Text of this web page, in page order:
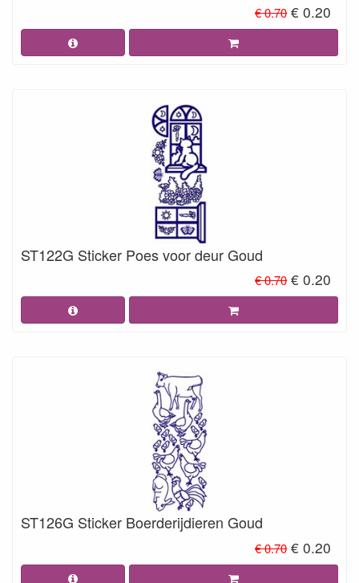
€ 0.70 € 0.20
ST122G Sticker Poes voor deur Goud
€ 0.70 € 0.20
ST126G Sticker Boerderijdieren Goud
€ 0.70 € 0.20